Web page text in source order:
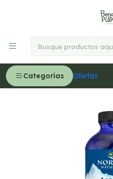
Categorías Ofertas
Delivery GRATIS en
Arctic Cod Liver Oil , sabor